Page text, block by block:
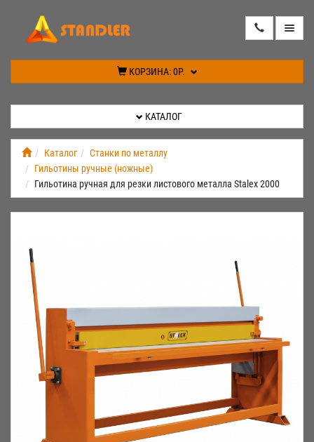
КОРЗИНА:0Р.
СПЕЦПРЕДЛОЖЕНИЕ
КАБИНЕТ
КАТАЛОГ
Каталог
Станки по металлу
Гильотины ручные (ножные)
Гильотина ручная для резки листового металла Stalex 2000